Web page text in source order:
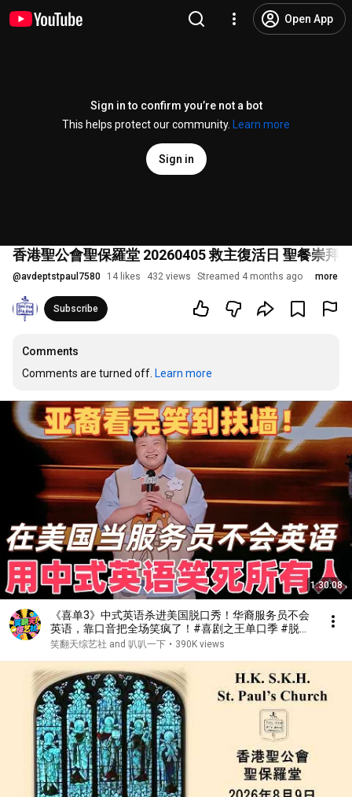
Open App
Sign in to confirm you’re not a bot
This helps protect our community.
Learn more
Sign in
香港聖公會聖保羅堂 20260405 救主復活日 聖餐崇拜
@avdeptstpaul7580 14 likes 432 views Streamed 4 months ago more
Subscribe
Comments
Comments are turned off. Learn more
1:30:08
《喜单3》中式英语杀进美国脱口秀！华裔服务员不会
英语，靠口音把全场笑疯了！#喜剧之王单口季 #脱口
秀 #搞笑 #喜剧 #funny #综艺
笑翻天综艺社 and 叭叭一下 • 390K views